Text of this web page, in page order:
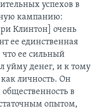
успехов в
кампанию:
Клинтон] очень
ее единственная
что ее сильный
уйму денег, и к тому
личность. Он
в
опытом,